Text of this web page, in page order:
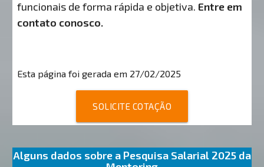
funcionais de forma rápida e objetiva. Entre em
contato conosco.
Esta página foi gerada em 27/02/2025
SOLICITE COTAÇÃO
Alguns dados sobre a Pesquisa Salarial 2025 da